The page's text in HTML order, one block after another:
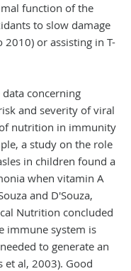
function of the
to slow damage
2010) or assisting in T-
concerning
and severity of viral
of nutrition in immunity
a study on the role
in children found a
when vitamin A
and D'Souza,
Nutrition concluded
immune system is
to generate an
et al, 2003). Good